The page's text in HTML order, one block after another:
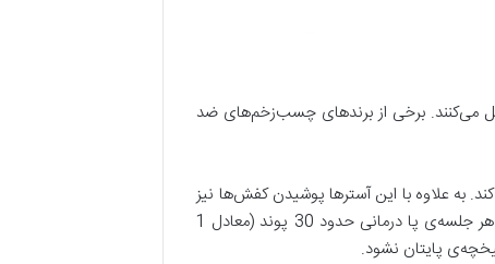
می‌کنند. برخی از برندهای چسب‌زخم‌های ضد
به علاوه با این آسترها پوشیدن کفش‌ها نیز
خیلی راحت است.اگر کفش باکیفیتی بخرید که کامل اندازه‌یتان باشد، کمتر به متخصص پا مراجعه خواهید کرد. وقتی برای هر جلسه‌ی پا درمانی حدود 30 پوند (معادل 1
پایتان نشود.